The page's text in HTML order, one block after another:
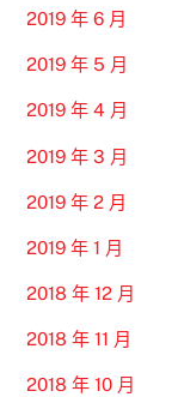
2019 年 6 月
2019 年 5 月
2019 年 4 月
2019 年 3 月
2019 年 2 月
2019 年 1 月
2018 年 12 月
2018 年 11 月
2018 年 10 月